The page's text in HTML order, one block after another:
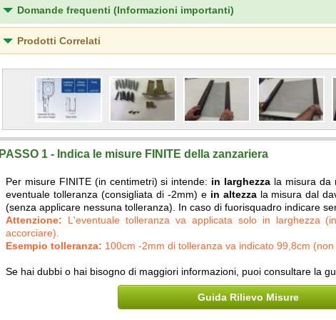
Domande frequenti (Informazioni importanti)
Prodotti Correlati
PASSO 1 - Indica le misure FINITE della zanzariera
Per misure FINITE (in centimetri) si intende: in larghezza la misura da
eventuale tolleranza (consigliata di -2mm) e in altezzala misura dal
(senza applicare nessuna tolleranza). In caso di fuorisquadro indicare
Attenzione: L'eventuale tolleranza va applicata solo in larghezza
accorciare).
Esempio tolleranza: 100cm -2mm di tolleranza va indicato 99,8cm (non
Se hai dubbi o hai bisogno di maggiori informazioni, puoi consultare la
Guida Rilievo Misure